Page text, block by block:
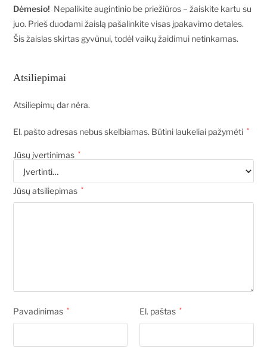
Dėmesio! Nepalikite augintinio be priežiūros – žaiskite kartu su
juo. Prieš duodami žaislą pašalinkite visas įpakavimo detales.
Šis žaislas skirtas gyvūnui, todėl vaikų žaidimui netinkamas.
Atsiliepimai
Atsiliepimų dar nėra.
El. pašto adresas nebus skelbiamas. Būtini laukeliai pažymėti *
Jūsų įvertinimas *
Jūsų atsiliepimas *
Pavadinimas * El. paštas *